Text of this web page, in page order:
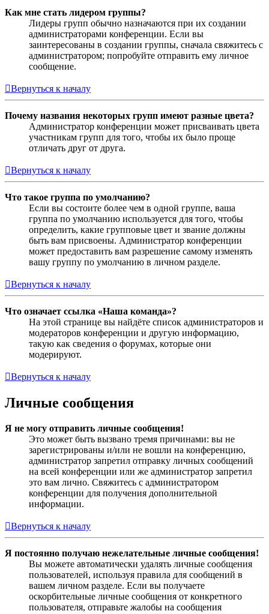
Как мне стать лидером группы?
Лидеры групп обычно назначаются при их создании
администраторами конференции. Если вы
заинтересованы в создании группы, сначала свяжитесь с
администратором; попробуйте отправить ему личное
сообщение.
Вернуться к началу
Почему названия некоторых групп имеют разные цвета?
Администратор конференции может присваивать цвета
участникам групп для того, чтобы их было проще
отличать друг от друга.
Вернуться к началу
Что такое группа по умолчанию?
Если вы состоите более чем в одной группе, ваша
группа по умолчанию используется для того, чтобы
определить, какие групповые цвет и звание должны
быть вам присвоены. Администратор конференции
может предоставить вам разрешение самому изменять
вашу группу по умолчанию в личном разделе.
Вернуться к началу
Что означает ссылка «Наша команда»?
На этой странице вы найдёте список администраторов и
модераторов конференции и другую информацию,
такую как сведения о форумах, которые они
модерируют.
Вернуться к началу
Личные сообщения
Я не могу отправить личные сообщения!
Это может быть вызвано тремя причинами: вы не
зарегистрированы и/или не вошли на конференцию,
администратор запретил отправку личных сообщений
на всей конференции или же администратор запретил
это вам лично. Свяжитесь с администратором
конференции для получения дополнительной
информации.
Вернуться к началу
Я постоянно получаю нежелательные личные сообщения!
Вы можете автоматически удалять личные сообщения
пользователей, используя правила для сообщений в
вашем личном разделе. Если вы получаете
оскорбительные личные сообщения от конкретного
пользователя, отправьте жалобы на сообщения